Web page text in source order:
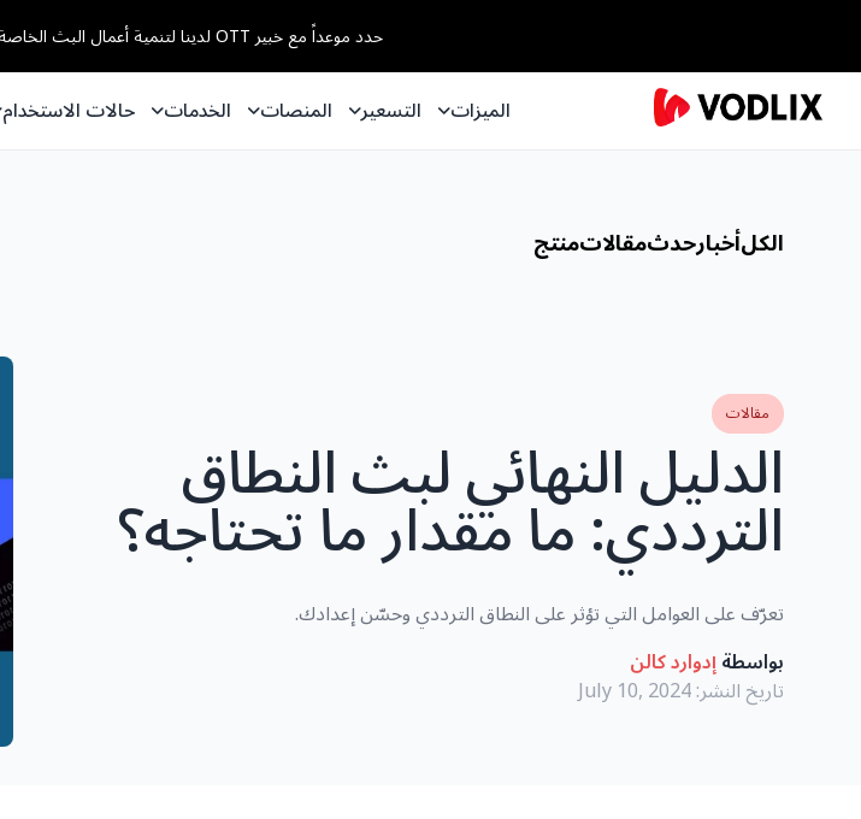
حدد موعداً مع خبير OTT لدينا لتنمية أعمال البث الخاصة بك اليوم!
الميزات التسعير المنصات الخدمات حالات الاستخدام
الكلأخبارحدثمقالاتمنتج
مقالات
الدليل النهائي لبث النطاق
الترددي: ما مقدار ما تحتاجه؟
تعرّف على العوامل التي تؤثر على النطاق الترددي وحسّن إعدادك.
بواسطةإدوارد كالن
تاريخ النشر:July 10, 2024